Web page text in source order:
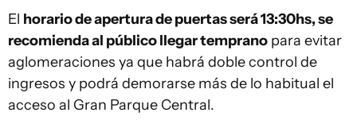
El horario de apertura de puertas será 13:30hs, se
recomienda al público llegar temprano para evitar
aglomeraciones ya que habrá doble control de
ingresos y podrá demorarse más de lo habitual el
acceso al Gran Parque Central.